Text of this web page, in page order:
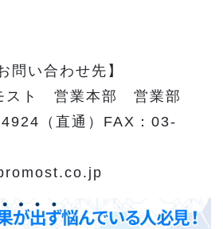
問い合わせ先】
スト 営業本部 営業部
（直通）FAX：03-